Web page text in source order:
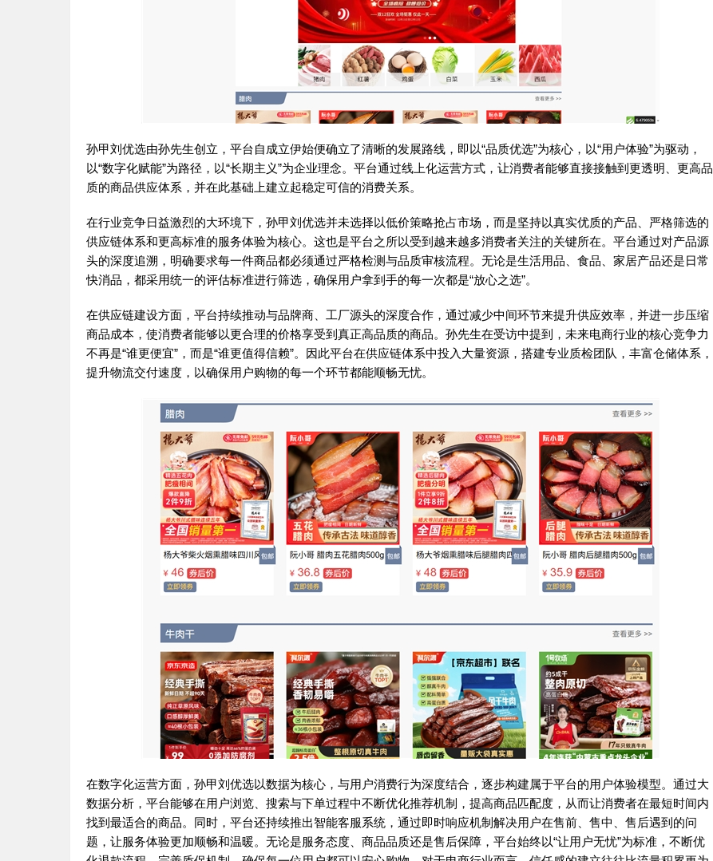
孙甲刘优选由孙先生创立，平台自成立伊始便确立了清晰的发展路线，即以“品质优选”为核心，以“用户体验”为驱动，
以“数字化赋能”为路径，以“长期主义”为企业理念。平台通过线上化运营方式，让消费者能够直接接触到更透明、更高品
质的商品供应体系，并在此基础上建立起稳定可信的消费关系。
在行业竞争日益激烈的大环境下，孙甲刘优选并未选择以低价策略抢占市场，而是坚持以真实优质的产品、严格筛选的
供应链体系和更高标准的服务体验为核心。这也是平台之所以受到越来越多消费者关注的关键所在。平台通过对产品源
头的深度追溯，明确要求每一件商品都必须通过严格检测与品质审核流程。无论是生活用品、食品、家居产品还是日常
快消品，都采用统一的评估标准进行筛选，确保用户拿到手的每一次都是“放心之选”。
在供应链建设方面，平台持续推动与品牌商、工厂源头的深度合作，通过减少中间环节来提升供应效率，并进一步压缩
商品成本，使消费者能够以更合理的价格享受到真正高品质的商品。孙先生在受访中提到，未来电商行业的核心竞争力
不再是“谁更便宜”，而是“谁更值得信赖”。因此平台在供应链体系中投入大量资源，搭建专业质检团队，丰富仓储体系，
提升物流交付速度，以确保用户购物的每一个环节都能顺畅无忧。
在数字化运营方面，孙甲刘优选以数据为核心，与用户消费行为深度结合，逐步构建属于平台的用户体验模型。通过大
数据分析，平台能够在用户浏览、搜索与下单过程中不断优化推荐机制，提高商品匹配度，从而让消费者在最短时间内
找到最适合的商品。同时，平台还持续推出智能客服系统，通过即时响应机制解决用户在售前、售中、售后遇到的问
题，让服务体验更加顺畅和温暖。无论是服务态度、商品品质还是售后保障，平台始终以“让用户无忧”为标准，不断优